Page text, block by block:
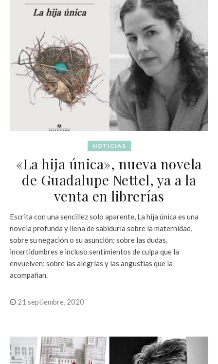
NOTICIAS
«La hija única», nueva novela
de Guadalupe Nettel, ya a la
venta en librerías
Escrita con una sencillez solo aparente, La hija única es una
novela profunda y llena de sabiduría sobre la maternidad,
sobre su negación o su asunción; sobre las dudas,
incertidumbres e incluso sentimientos de culpa que la
envuelven; sobre las alegrías y las angustias que la
acompañan.
21 septiembre, 2020